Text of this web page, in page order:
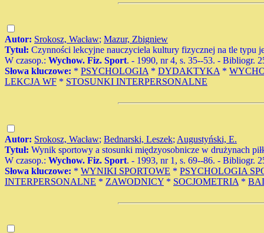
Autor: Srokosz, Wacław; Mazur, Zbigniew
Tytuł: Czynności lekcyjne nauczyciela kultury fizycznej na tle typu
W czasop.: Wychow. Fiz. Sport. - 1990, nr 4, s. 35--53. - Bibliogr.
Słowa kluczowe: * PSYCHOLOGIA * DYDAKTYKA *
LEKCJA WF * STOSUNKI INTERPERSONALNE
Autor: Srokosz, Wacław; Bednarski, Leszek; Augustyński, E.
Tytuł: Wynik sportowy a stosunki międzyosobnicze w drużynach
W czasop.: Wychow. Fiz. Sport. - 1993, nr 1, s. 69--86. - Bibliogr.
Słowa kluczowe: * WYNIKI SPORTOWE * PSYCHOLOGIA
INTERPERSONALNE * ZAWODNICY * SOCJOMETRIA *